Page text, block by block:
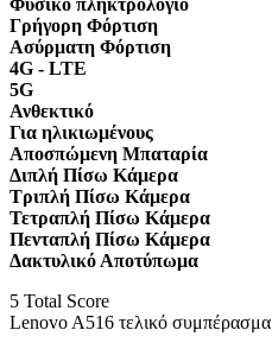
Φυσικό πληκτρολόγιο
Γρήγορη Φόρτιση
Ασύρματη Φόρτιση
4G - LTE
5G
Ανθεκτικό
Για ηλικιωμένους
Αποσπώμενη Μπαταρία
Διπλή Πίσω Κάμερα
Τριπλή Πίσω Κάμερα
Τετραπλή Πίσω Κάμερα
Πενταπλή Πίσω Κάμερα
Δακτυλικό Αποτύπωμα
5 Total Score
Lenovo A516 τελικό συμπέρασμα